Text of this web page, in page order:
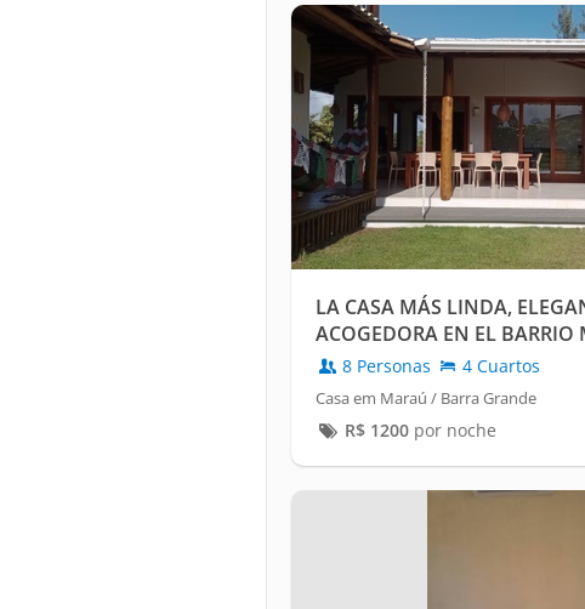
LA CASA MÁS LINDA,
ACOGEDORA EN EL BARRIO
TRANQUILO DE BARRA
8 Personas 4 Cuartos
Casa em Maraú / Barra Grande
R$ 1200por noche